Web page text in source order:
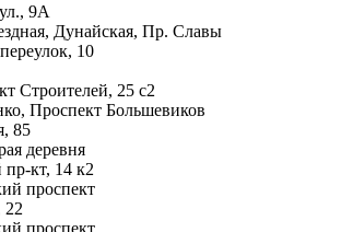
9А
Дунайская, Пр. Славы
10
Строителей, 25 с2
Проспект Большевиков
85
деревня
кт, 14 к2
проспект
22
проспект